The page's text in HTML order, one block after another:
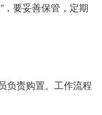
，要妥善保管，定期
负责购置。工作流程